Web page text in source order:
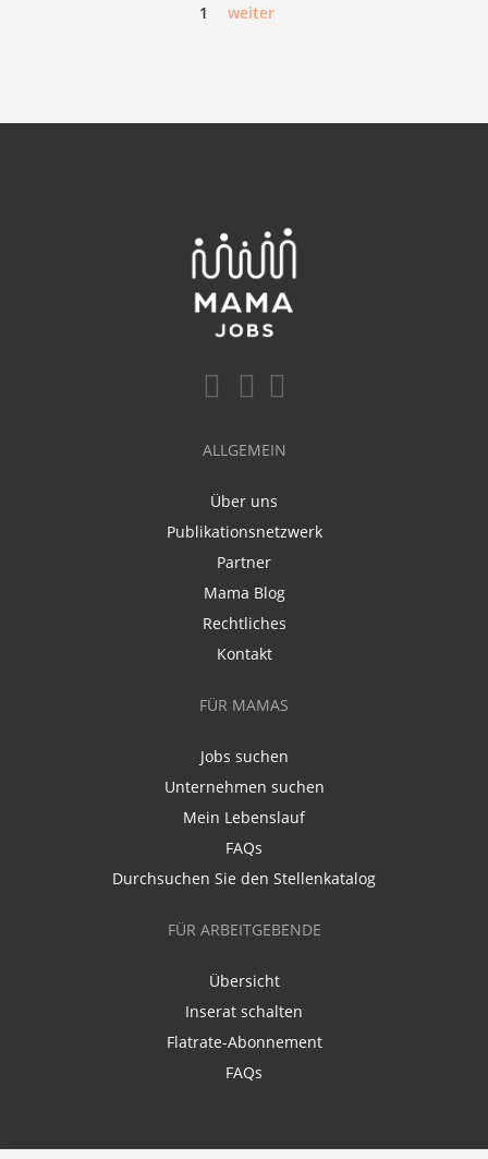
1 weiter
ALLGEMEIN
Über uns
Publikationsnetzwerk
Partner
Mama Blog
Rechtliches
Kontakt
FÜR MAMAS
Jobs suchen
Unternehmen suchen
Mein Lebenslauf
FAQs
Durchsuchen Sie den Stellenkatalog
FÜR ARBEITGEBENDE
Übersicht
Inserat schalten
Flatrate-Abonnement
FAQs